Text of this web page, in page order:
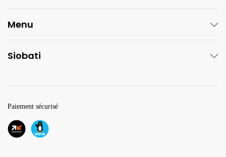
Menu
Siobati
Paiement sécurisé